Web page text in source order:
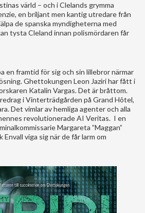
värld – och i Clelands grymma
en briljant men kantig utredare från
de spanska myndigheterna med
tysta Cleland innan polismördaren får
en framtid för sig och sin lillebror närmar
Ghettokungen Leon Jaziri har fått i
Katalin Vargas. Det är bråttom.
i Vinterträdgården på Grand Hôtel,
Det vimlar av hemliga agenter och alla
revolutionerade AI Veritas. I en
Margareta ”Maggan”
Envall viga sig när de får larm om